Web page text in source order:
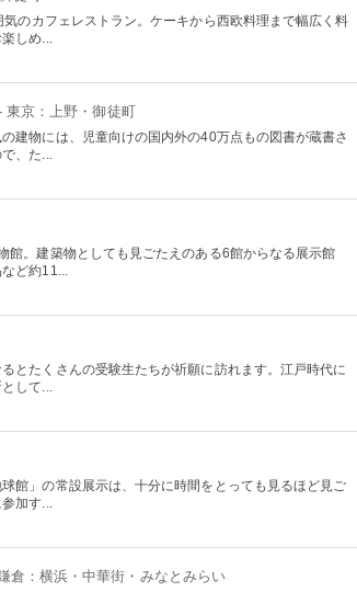
のカフェレストラン。ケーキから西欧料理まで幅広く料
しめ...
東京：上野・御徒町
建物には、児童向けの国内外の40万点もの図書が蔵書さ
、た...
館。建築物としても見ごたえのある6館からなる展示館
ど約11...
とたくさんの受験生たちが祈願に訪れます。江戸時代に
して...
館」の常設展示は、十分に時間をとっても見るほど見ご
加す...
倉：横浜・中華街・みなとみらい